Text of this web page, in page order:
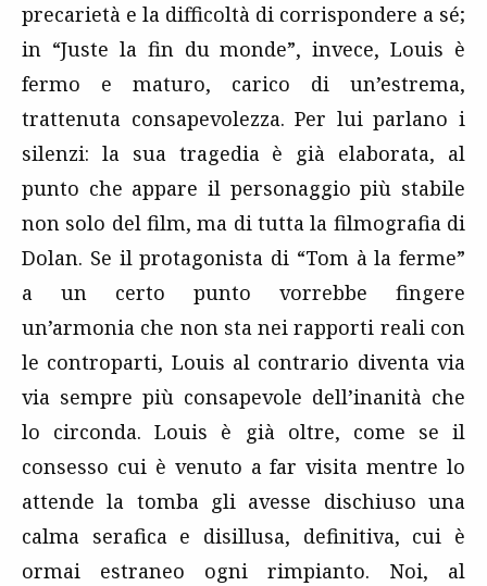
precarietà e la difficoltà di corrispondere a sé;
in “Juste la fin du monde”, invece, Louis è
fermo e maturo, carico di un’estrema,
trattenuta consapevolezza. Per lui parlano i
silenzi: la sua tragedia è già elaborata, al
punto che appare il personaggio più stabile
non solo del film, ma di tutta la filmografia di
Dolan. Se il protagonista di “Tom à la ferme”
a un certo punto vorrebbe fingere
un’armonia che non sta nei rapporti reali con
le controparti, Louis al contrario diventa via
via sempre più consapevole dell’inanità che
lo circonda. Louis è già oltre, come se il
consesso cui è venuto a far visita mentre lo
attende la tomba gli avesse dischiuso una
calma serafica e disillusa, definitiva, cui è
ormai estraneo ogni rimpianto. Noi, al